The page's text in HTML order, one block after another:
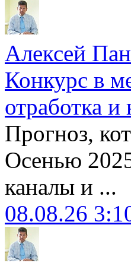
Алексей
Конкурс в
отработка и
Прогноз,
Осенью
каналы и ...
08.08.26